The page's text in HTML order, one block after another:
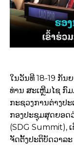
ໃນວັນທີ 18-19 ກັນ
ທ່ານ ສະເຫຼີມໄຊ ກົ
ກະຊວງການຕ່າງປ
ກອງປະຊຸມສຸດຍອດ
(SDG Summit),
ຈັດຕັ້ງປະຕິບັດວາລ